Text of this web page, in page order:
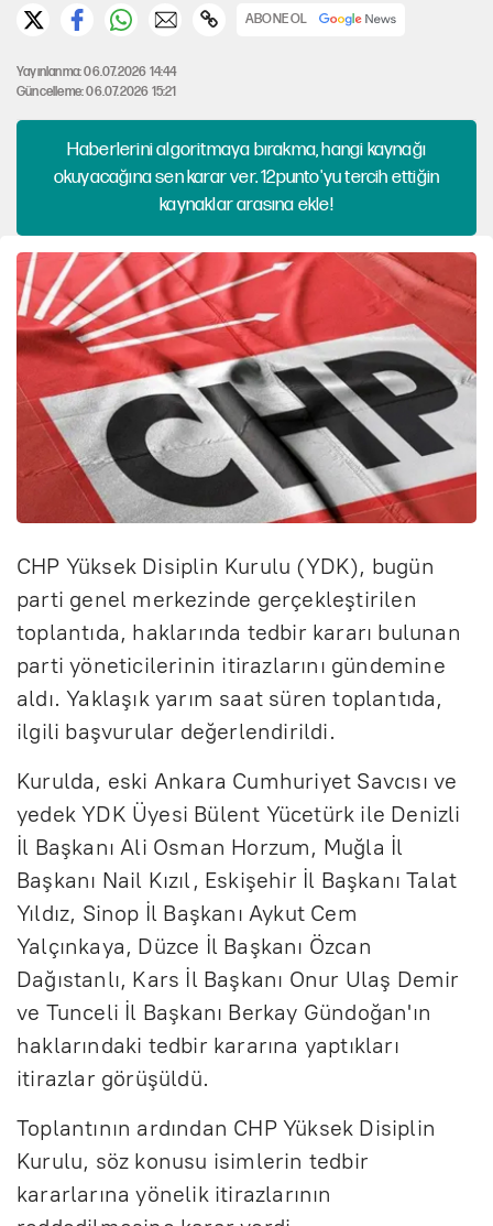
ABONE OL
Yayınlanma: 06.07.2026 14:44
Güncelleme: 06.07.2026 15:21
Haberlerini algoritmaya bırakma, hangi kaynağı
okuyacağına sen karar ver. 12punto'yu tercih ettiğin
kaynaklar arasına ekle!
CHP Yüksek Disiplin Kurulu (YDK), bugün
parti genel merkezinde gerçekleştirilen
toplantıda, haklarında tedbir kararı bulunan
parti yöneticilerinin itirazlarını gündemine
aldı. Yaklaşık yarım saat süren toplantıda,
ilgili başvurular değerlendirildi.
Kurulda, eski Ankara Cumhuriyet Savcısı ve
yedek YDK Üyesi Bülent Yücetürk ile Denizli
İl Başkanı Ali Osman Horzum, Muğla İl
Başkanı Nail Kızıl, Eskişehir İl Başkanı Talat
Yıldız, Sinop İl Başkanı Aykut Cem
Yalçınkaya, Düzce İl Başkanı Özcan
Dağıstanlı, Kars İl Başkanı Onur Ulaş Demir
ve Tunceli İl Başkanı Berkay Gündoğan'ın
haklarındaki tedbir kararına yaptıkları
itirazlar görüşüldü.
Toplantının ardından CHP Yüksek Disiplin
Kurulu, söz konusu isimlerin tedbir
kararlarına yönelik itirazlarının